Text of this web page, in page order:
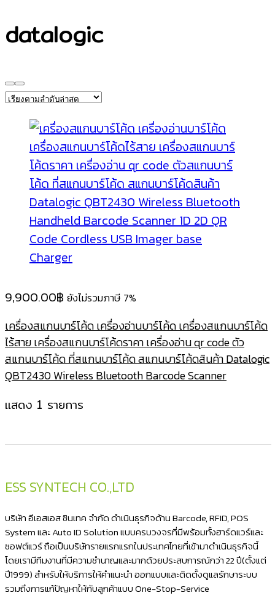
datalogic
9,900.00฿ ยังไม่รวมภาษี 7%
เครื่องสแกนบาร์โค้ด เครื่องอ่านบาร์โค้ด เครื่องสแกนบาร์โค้ด
ไร้สาย เครื่องสแกนบาร์โค้ดราคา เครื่องอ่าน qr code ตัว
สแกนบาร์โค้ด ที่สแกนบาร์โค้ด สแกนบาร์โค้ดสินค้า Datalogic
QBT2430 Wireless Bluetooth Barcode Scanner
แสดง 1 รายการ
ESS SYNTECH CO.,LTD
บริษัท อีเอสเอส ซินเทค จำกัด ดำเนินธุรกิจด้าน Barcode, RFID, POS
System และ Auto ID Solution แบบครบวงจรที่มีพร้อมทั้งฮาร์ดแวร์และ
ซอฟต์แวร์ ถือเป็นบริษัทรายแรกแรกในประเทศไทยที่เข้ามาดำเนินธุรกิจนี้
โดยเรามีทีมงานที่มีความชำนาญและมากด้วยประสบการณ์กว่า 22 ปี(ตั้งแต่
ปี1999) สำหรับให้บริการให้คำแนะนำ ออกแบบและติดตั้งดูแลรักษาระบบ
รวมถึงการแก้ปัญหาให้กับลูกค้าแบบ One-Stop-Service